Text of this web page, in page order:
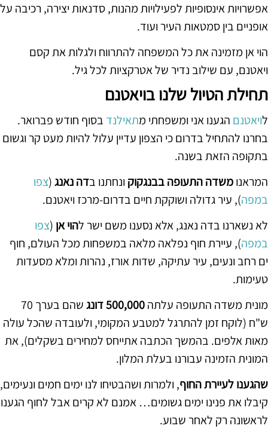
אפשרויות אינסופיות לפעילויות מהנות, סדנאות יצירה, רכיבה על
אופניים בין סמטאות העיר ועוד.
הוי אן מזמינה את כל המשפחה להתרווח ולגלות את קסם
ויאטנם, עם שילוב נדיר של אטרקציות לכל גיל.
תחילת הטיול שלנו בויאטנם
לויאטנם הגענו אני ומשפחתי מתאילנד בסוף חודש פברואר.
בחרנו להתחיל בדרום כי הצפון עדיין עלול להיות מעט קר וגשום
בתקופה הזאת בשנה.
המראנומשדה התעופה בבנגקוקונחתנו בדה נאנג(צפו
במפה), עיר גדולה ושוקקת חיים בדרום-מרכז ויאטנם.
לא נשארנו בדה נאנג, אלא נסענו משם ישר להוי אן (צפו
במפה), עיירת חוף נפלאה מלאה במשפחות מכל העולם, חוף
ים רחב ונעים, עיר עתיקה, שדות אורז, נהרות ומלא מסעדות
טעימות.
מונית משדה התעופה עלתה500,000 דונג
שהם בערך 70
ש"ח (לוקח זמן להתרגל למטבע המקומי, ולעובדה שהכל עולה
מאות אלפים. בהמשך הכתבה אתייחס למחירים בשקלים), את
המונית הזמינה עבורנו בעלת המלון.
שהגענו לעיירת החוף, ולמרות ושהבטיחו לנו ימים חמים ונעימים,
קיבלו את פנינו ימים גשומים… אמנם לא קרים אבל לחוף הגענו
לראשונה רק לאחר שבוע.